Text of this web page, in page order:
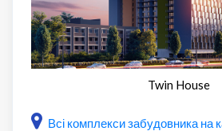
Twin House
Всі комплекси забудовника на